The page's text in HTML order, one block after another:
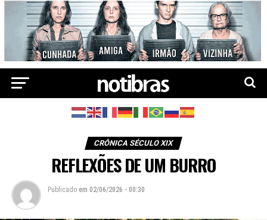
CRÔNICA SÉCULO XIX
REFLEXÕES DE UM BURRO
Publicado em 02/06/2026 - 00:30